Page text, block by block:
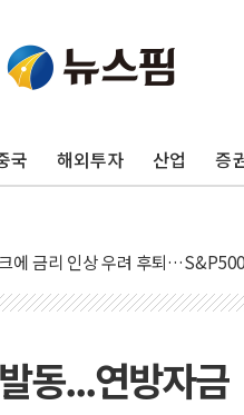
국 해외투자 산업 증
경선 결과 발표...'김민석 재역전
보 보안 새판 짠다…'자율규제단
해임 재추진…"26일까지 의혹 소
상 밖 부진에 연준 금리 인상 가
3국, '공동방위협정' 체결… 이
행정명령 검토…"이르면 다음 주"
동...연방자금